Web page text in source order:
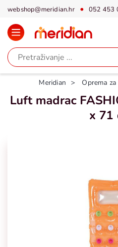
webshop@meridian.hr 052 453
Meridian Oprema
Luft madrac
x 71